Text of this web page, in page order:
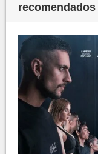
recomendados